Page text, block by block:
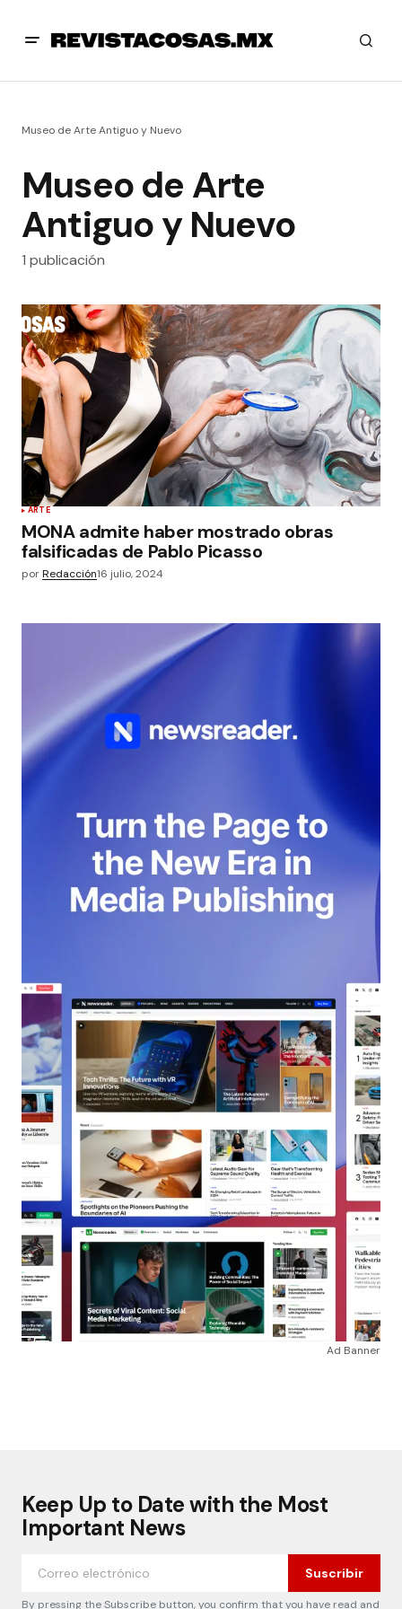
Museo de Arte Antiguo y Nuevo
Museo de Arte
Antiguo y Nuevo
1 publicación
ARTE
MONA admite haber mostrado obras
falsificadas de Pablo Picasso
porRedacción16 julio, 2024
Ad Banner
Keep Up to Date with the Most
Important News
Suscribir
By pressing the Subscribe button, you confirm that you have read and